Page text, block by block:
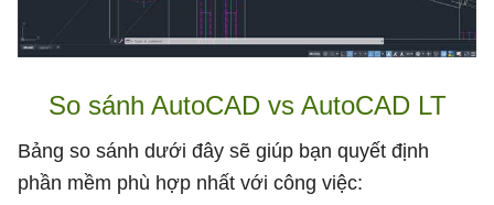
So sánh AutoCAD vs AutoCAD LT
Bảng so sánh dưới đây sẽ giúp bạn quyết định
phần mềm phù hợp nhất với công việc: